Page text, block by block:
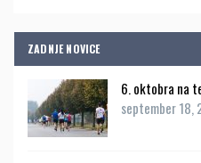
ZADNJE NOVICE
6. oktobra na
september 18,